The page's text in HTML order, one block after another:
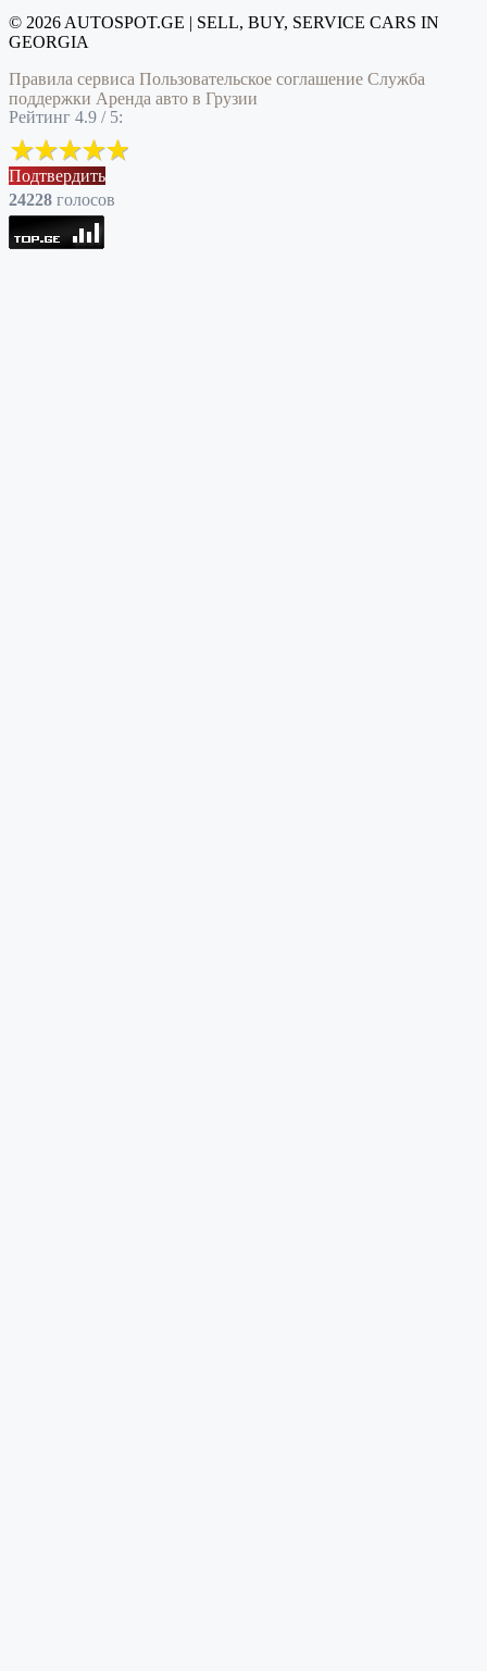
© 2026 AUTOSPOT.GE | SELL, BUY, SERVICE CARS IN
GEORGIA
Правила сервиса Пользовательское соглашение Служба
поддержки Аренда авто в Грузии
Рейтинг 4.9 / 5:
Подтвердить
24228 голоcов